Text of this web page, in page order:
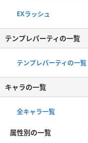
EXラッシュ
テンプレパーティの一覧
テンプレパーティの一覧
キャラの一覧
全キャラ一覧
属性別の一覧